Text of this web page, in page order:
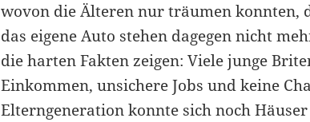
wovon die Älteren nur träumen konnten,
das eigene Auto stehen dagegen nicht
die harten Fakten zeigen: Viele junge
Einkommen, unsichere Jobs und keine
Elterngeneration konnte sich noch